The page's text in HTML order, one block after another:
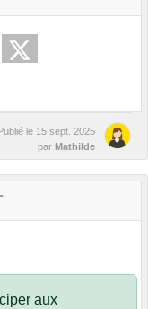
le 15 sept. 2025
par Mathilde
aux